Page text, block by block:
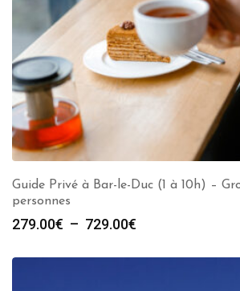
Guide Privé à Bar-le-Duc (1 à 10h) –
personnes
279.00€ – 729.00€
prix :